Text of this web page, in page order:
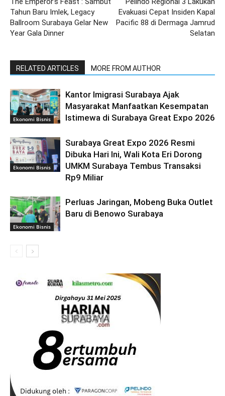
Tahun Baru Imlek, Legacy
Ballroom Surabaya Gelar New
Year Gala Dinner
Evakuasi Cepat Insiden Kapal
Pacific 88 di Dermaga Jamrud
Selatan
RELATED ARTICLES MORE FROM AUTHOR
Ekonomi Bisnis
Kantor Imigrasi Surabaya Ajak
Masyarakat Manfaatkan Kesempatan
Istimewa di Surabaya Great Expo 2026
Ekonomi Bisnis
Surabaya Great Expo 2026 Resmi
Dibuka Hari Ini, Wali Kota Eri Dorong
UMKM Surabaya Tembus Transaksi
Rp9 Miliar
Ekonomi Bisnis
Perluas Jaringan, Mobeng Buka Outlet
Baru di Benowo Surabaya